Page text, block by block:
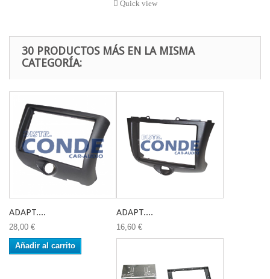
Quick view
30 PRODUCTOS MÁS EN LA MISMA
CATEGORÍA:
ADAPT....
28,00 €
Añadir al carrito
ADAPT....
16,60 €